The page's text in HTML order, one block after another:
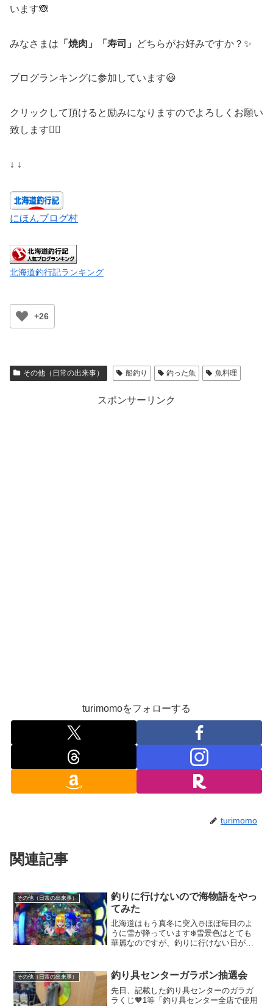
います🙈
みなさまは 「焼肉」「寿司」 どちらがお好みですか？✨
ブログランキングに参加しています😃
クリックして頂けると励みになりますのでよろしくお願い
致します🙇‍♀️
↓ ↓
にほんブログ村
北海道釣行記ランキング
+26
その他（日常の出来事） 船釣り 釣った魚 魚料理
スポンサーリンク
turimomoをフォローする
turimomo
関連記事
その他（日常の出来事）
釣りに行けないので海物語をやっ
てみた
北海道はもう真冬に突入☃️ほぼ毎日のよ
うに雪が降っています❄️雪景色はとても
華麗なのですが、釣りに行けない日が続
いのですが、もう勝つ妄想しか出来ずに
ワクワク🧡もちろん、...
その他（日常の出来事） 釣り具センターガラポン抽選会
先日、記載した釣り具センターのガラガ
ラくじ🧡1等「釣り具センター全店で使用